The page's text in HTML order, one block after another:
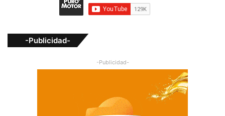
-Publicidad-
-Publicidad-